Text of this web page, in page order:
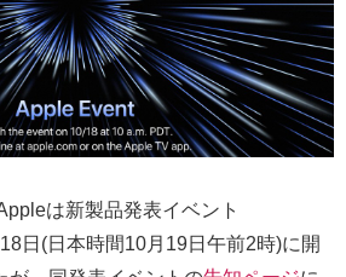
は新製品発表イベント
日(日本時間10月19日午前2時)に開